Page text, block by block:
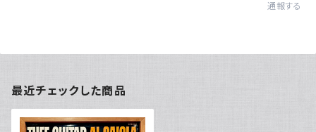
通報する
最近チェックした商品